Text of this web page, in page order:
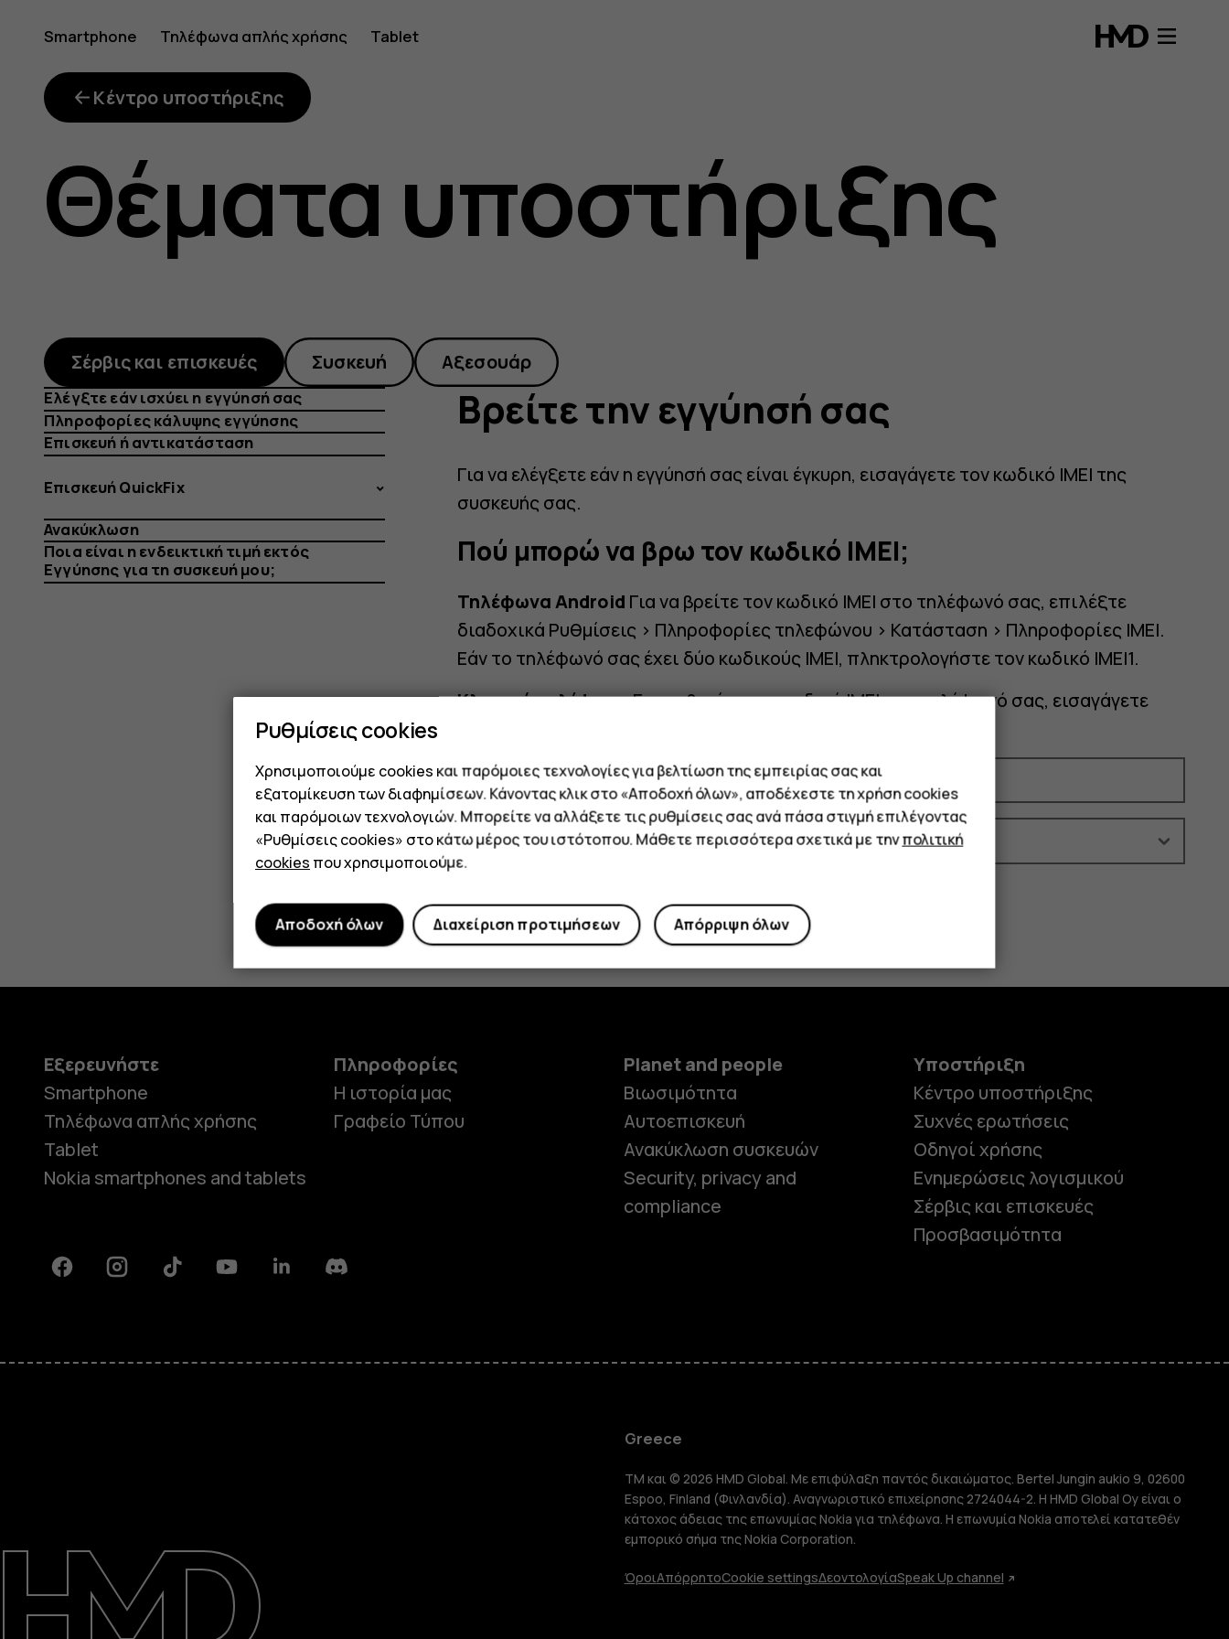
imei-
checker
Smartphone Τηλέφωνα απλής χρήσης Tablet
Smartphone
Τηλέφωνα απλής χρήσης
Tablet
Υποστήριξη
Greece
Κέντρο υποστήριξης
Θέματα υποστήριξης
Σέρβις και επισκευές Συσκευή Αξεσουάρ
Ελέγξτε εάν ισχύει η εγγύησή σας
Πληροφορίες κάλυψης εγγύησης
Επισκευή ή αντικατάσταση
Επισκευή QuickFix
Ανακύκλωση
Ποια είναι η ενδεικτική τιμή εκτός
Εγγύησης για τη συσκευή μου;
Βρείτε την εγγύησή σας
Για να ελέγξετε εάν η εγγύησή σας είναι έγκυρη, εισαγάγετε τον κωδικό IMEI της
συσκευής σας.
Πού μπορώ να βρω τον κωδικό IMEI;
Τηλέφωνα Android Για να βρείτε τον κωδικό IMEI στο τηλέφωνό σας, επιλέξτε
διαδοχικά Ρυθμίσεις > Πληροφορίες τηλεφώνου > Κατάσταση > Πληροφορίες IMEI.
Εάν το τηλέφωνό σας έχει δύο κωδικούς IMEI, πληκτρολογήστε τον κωδικό IMEI1.
Κλασικά τηλέφωναΓια να βρείτε τον κωδικό IMEI στο τηλέφωνό σας, εισαγάγετε
Κωδικός IMEI
Η τοποθεσία σας*
Check your warranty
Εξερευνήστε
Smartphone
Τηλέφωνα απλής χρήσης
Tablet
Nokia smartphones and tablets
Πληροφορίες
Η ιστορία μας
Γραφείο Τύπου
Planet and people
Βιωσιμότητα
Αυτοεπισκευή
Ανακύκλωση συσκευών
Security, privacy and
compliance
Υποστήριξη
Κέντρο υποστήριξης
Συχνές ερωτήσεις
Οδηγοί χρήσης
Ενημερώσεις λογισμικού
Σέρβις και επισκευές
Προσβασιμότητα
FacebookInstagramTiktok YoutubeLinkedinDiscord
Greece
TM και © 2026 HMD Global. Με επιφύλαξη παντός δικαιώματος. Bertel Jungin aukio 9, 02600
Espoo, Finland (Φινλανδία). Αναγνωριστικό επιχείρησης 2724044-2. Η HMD Global Oy είναι ο
κάτοχος άδειας της επωνυμίας Nokia για τηλέφωνα. Η επωνυμία Nokia αποτελεί κατατεθέν
εμπορικό σήμα της Nokia Corporation.
ΌροιΑπόρρητοCookie settingsΔεοντολογίαSpeak Up channel
Ρυθμίσεις cookies
Χρησιμοποιούμε cookies και παρόμοιες τεχνολογίες για βελτίωση της εμπειρίας σας και
εξατομίκευση των διαφημίσεων. Κάνοντας κλικ στο «Αποδοχή όλων», αποδέχεστε τη χρήση cookies
και παρόμοιων τεχνολογιών. Μπορείτε να αλλάξετε τις ρυθμίσεις σας ανά πάσα στιγμή επιλέγοντας
«Ρυθμίσεις cookies» στο κάτω μέρος του ιστότοπου. Μάθετε περισσότερα σχετικά με τηνπολιτική
cookies που χρησιμοποιούμε.
Απόρριψη όλων
Διαχείριση προτιμήσεων
Αποδοχή όλων